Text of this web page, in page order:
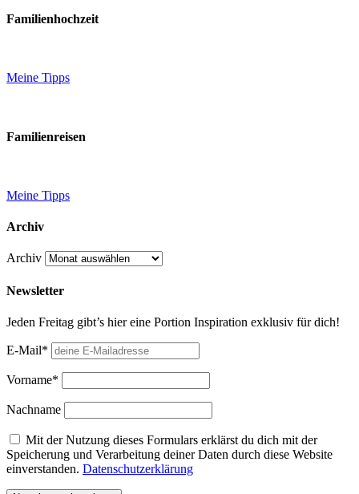
Familienhochzeit
Meine Tipps
Familienreisen
Meine Tipps
Archiv
Archiv
Newsletter
Jeden Freitag gibt’s hier eine Portion Inspiration exklusiv für dich!
E-Mail*
Vorname*
Nachname
Mit der Nutzung dieses Formulars erklärst du dich mit der
Speicherung und Verarbeitung deiner Daten durch diese Website
einverstanden. Datenschutzerklärung